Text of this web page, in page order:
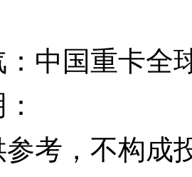
中国重卡全
考，不构成